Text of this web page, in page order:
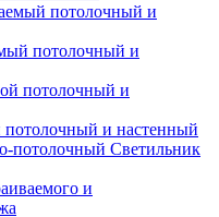
потолочный и
потолочный и настенный
Светильник